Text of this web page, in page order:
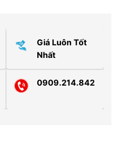
Giá Luôn Tốt
Nhất
0909.214.842